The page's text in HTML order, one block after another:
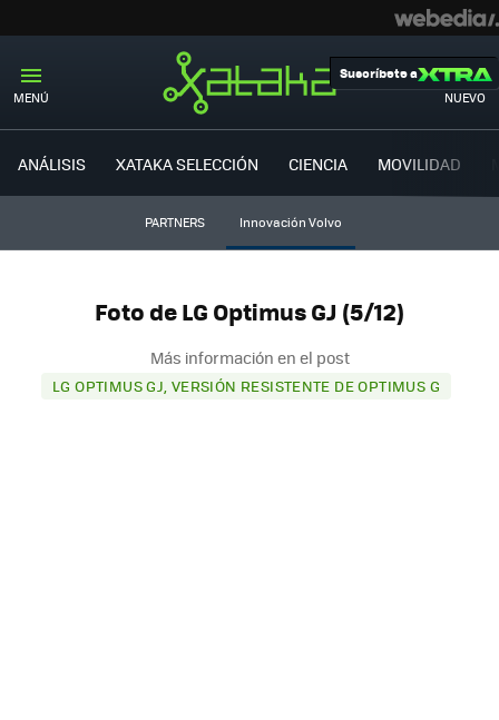
MENÚ NUEVO
Suscríbete a
ANÁLISIS XATAKA SELECCIÓN CIENCIA MOVILIDAD
PARTNERS Innovación Volvo
Foto de LG Optimus GJ (5/12)
Más información en el post
LG OPTIMUS GJ, VERSIÓN RESISTENTE DE OPTIMUS G